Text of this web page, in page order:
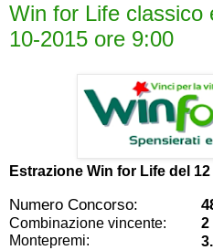
Win for Life classico
10-2015 ore 9:00
Estrazione Win for Life del
Numero Concorso:
Combinazione vincente:
2
Montepremi: